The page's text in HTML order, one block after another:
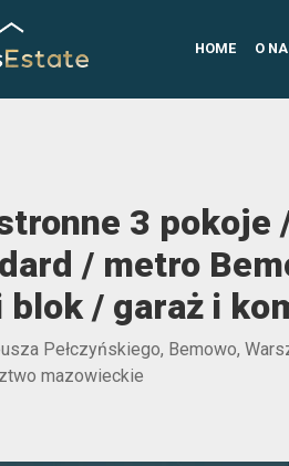
HOME O
3 pokoje
/ metro
blok / garaż i
Pełczyńskiego, Bemowo,
mazowieckie